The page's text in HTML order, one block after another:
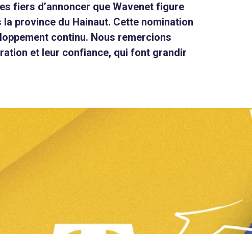
fiers d’annoncer que Wavenet figure
province du Hainaut. Cette nomination
continu. Nous remercions
et leur confiance, qui font grandir